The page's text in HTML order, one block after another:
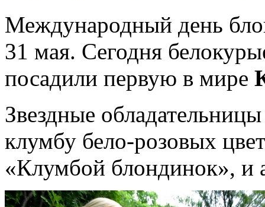
Международный день
31 мая. Сегодня
посадили первую в мире
Звездные
клумбу бело-розовых
«Клумбой блондинок», и